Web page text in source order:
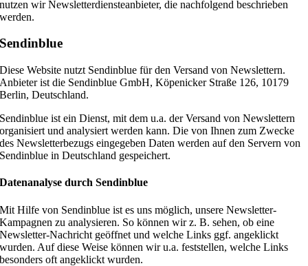
nutzen wir Newsletterdiensteanbieter, die nachfolgend beschrieben
werden.
Sendinblue
Diese Website nutzt Sendinblue für den Versand von Newslettern.
Anbieter ist die Sendinblue GmbH, Köpenicker Straße 126, 10179
Berlin, Deutschland.
Sendinblue ist ein Dienst, mit dem u.a. der Versand von Newslettern
organisiert und analysiert werden kann. Die von Ihnen zum Zwecke
des Newsletterbezugs eingegeben Daten werden auf den Servern von
Sendinblue in Deutschland gespeichert.
Datenanalyse durch Sendinblue
Mit Hilfe von Sendinblue ist es uns möglich, unsere Newsletter-
Kampagnen zu analysieren. So können wir z. B. sehen, ob eine
Newsletter-Nachricht geöffnet und welche Links ggf. angeklickt
wurden. Auf diese Weise können wir u.a. feststellen, welche Links
besonders oft angeklickt wurden.